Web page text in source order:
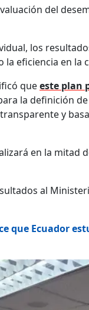
del
los
eficiencia en la
queeste plan
la definición
y
en la mitad
al
que Ecuador